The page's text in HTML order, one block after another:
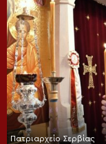
Πατριαρχείο Σερβίας